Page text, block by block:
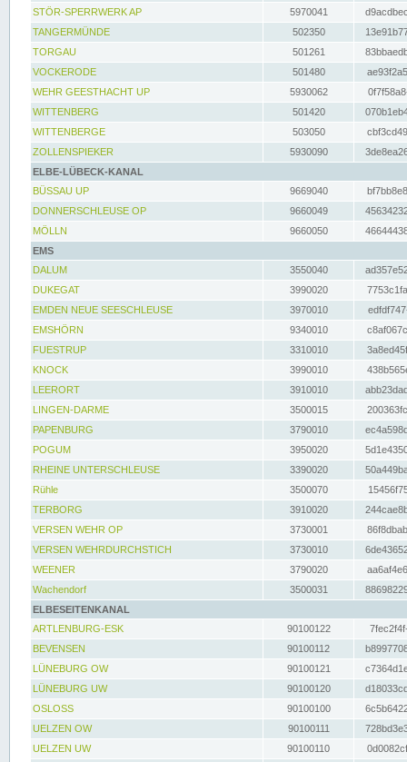
STÖR-SPERRWERK AP 5970041
TANGERMÜNDE
502350
TORGAU
501261
VOCKERODE
501480
WEHR GEESTHACHT UP
5930062
WITTENBERG
501420
WITTENBERGE
503050
ZOLLENSPIEKER
5930090
ELBE-LÜBECK-KANAL
BÜSSAU UP
9669040
DONNERSCHLEUSE OP
9660049
MÖLLN
9660050
EMS
DALUM
3550040
DUKEGAT
3990020
EMDEN NEUE SEESCHLEUSE
3970010
EMSHÖRN
9340010
FUESTRUP
3310010
KNOCK
3990010
LEERORT
3910010
LINGEN-DARME
3500015
PAPENBURG
3790010
POGUM
3950020
RHEINE UNTERSCHLEUSE
3390020
Rühle
3500070
TERBORG
3910020
VERSEN WEHR OP
3730001
VERSEN WEHRDURCHSTICH
3730010
WEENER
3790020
Wachendorf
3500031
ELBESEITENKANAL
ARTLENBURG-ESK
90100122
BEVENSEN
90100112
LÜNEBURG OW
90100121
LÜNEBURG UW
90100120
OSLOSS
90100100
UELZEN OW
90100111
UELZEN UW
90100110